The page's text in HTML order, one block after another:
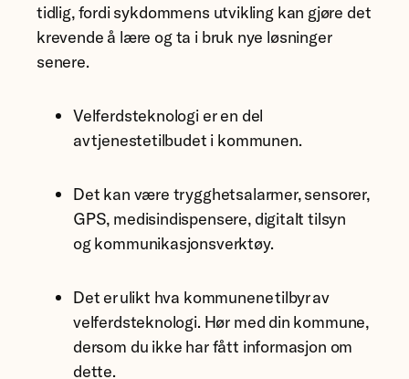
tidlig, fordi sykdommens utvikling kan gjøre det
krevende å lære og ta i bruk nye løsninger
senere.
Velferdsteknologi er en del
av tjenestetilbudet i kommunen.
Det kan være trygghetsalarmer, sensorer,
GPS, medisindispensere, digitalt tilsyn
og kommunikasjonsverktøy.
Det er ulikt hva kommunene tilbyr av
velferdsteknologi. Hør med din kommune,
dersom du ikke har fått informasjon om
dette.